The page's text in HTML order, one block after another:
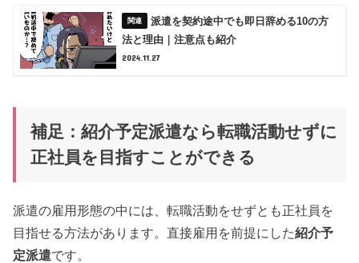
派遣を契約途中でも即日辞める10の方
法と理由｜注意点も紹介
2024.11.27
補足：紹介予定派遣なら転職活動せずに
正社員を目指すことができる
派遣の雇用形態の中には、転職活動をせずとも正社員を
目指せる方法があります。直接雇用を前提にした紹介予
定派遣です。